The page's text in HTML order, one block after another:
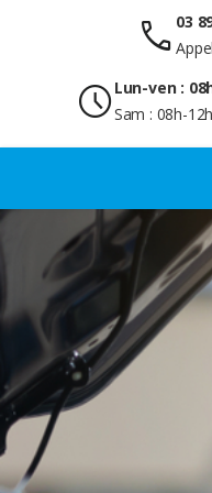
call 03
scheduleLun-ven :
Sam : 08h-12h